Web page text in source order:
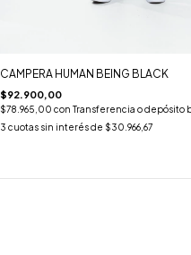
CAMPERA HUMAN BEING BLACK
$92.900,00
$78.965,00 con Transferencia o depósito
3 cuotas sin interés de $30.966,67